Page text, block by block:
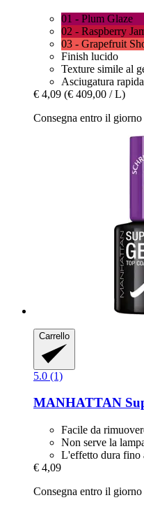
01 - Plum Glaze
02 - Raspberry
03 - Grapefruit
Finish lucido
Texture simile al
Asciugatura rapida
€ 4,09 (€ 409,00 / L)
Consegna entro il giorno
Carrello
5.0 (1)
MANHATTAN
Facile da
Non serve la
L'effetto dura fino
€ 4,09
Consegna entro il giorno